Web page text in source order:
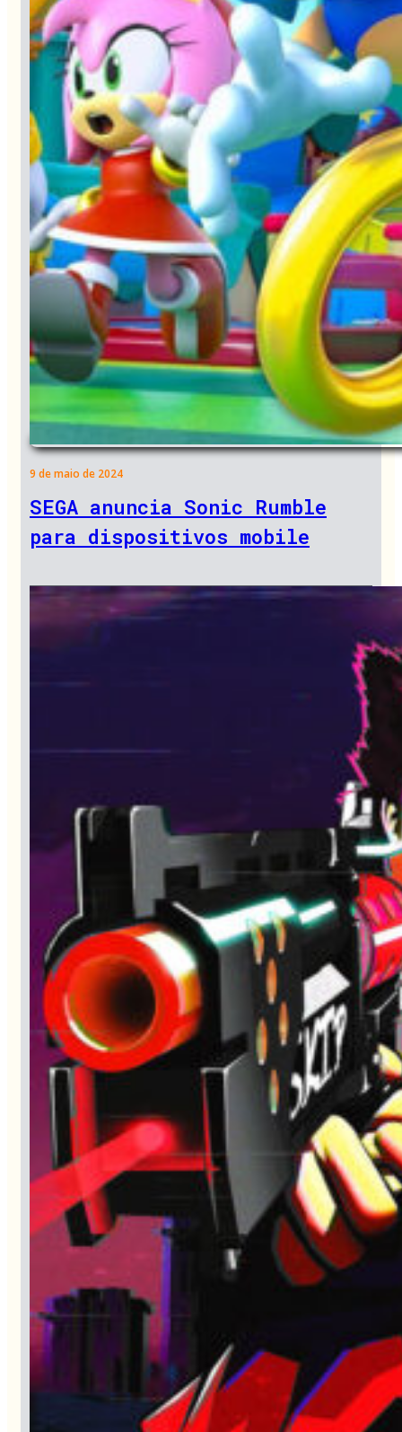
9 de maio de 2024
SEGA anuncia Sonic Rumble
para dispositivos mobile